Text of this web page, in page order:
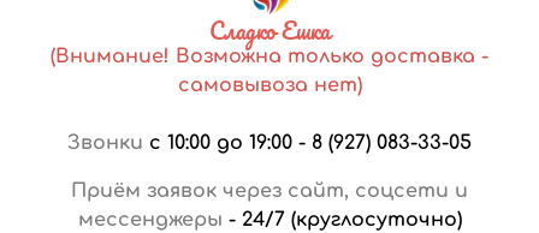
Сладко Ешка
(Внимание! Возможна только доставка -
самовывоза нет)
Звонки с 10:00 до 19:00 - 8 (927) 083-33-05
Приём заявок через сайт, соцсети и
мессенджеры - 24/7 (круглосуточно)